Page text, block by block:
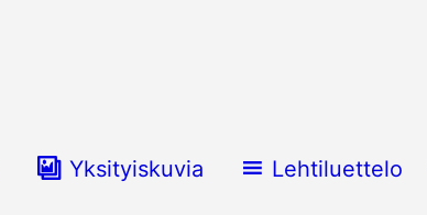
Yksityiskuvia Lehtiluettelo